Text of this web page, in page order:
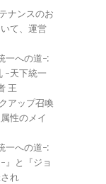
ナンスのお
て、運営
一への道-:
-天下統一
王
アップ召喚
性のメイ
一への道-:
』と『ジョ
れ